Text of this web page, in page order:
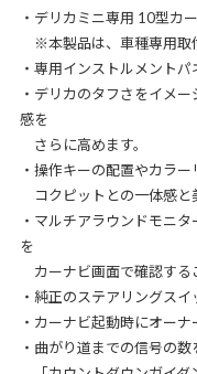
・デリカミニ専用 10型カ
※本製品は、車種専用取
・専用インストルメント
・デリカのタフさをイメ
感を
さらに高めます。
・操作キーの配置やカラー
コクピットとの一体感と
・マルチアラウンドモニ
を
カーナビ画面で確認する
・純正のステアリングスイ
・カーナビ起動時にオー
・曲がり道までの信号の数